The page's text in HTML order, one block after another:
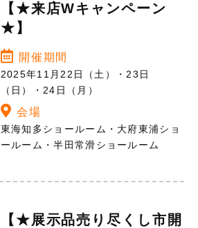
【★来店Wキャンペーン
★】
開催期間
2025年11月22日（土）・23日
（日）・24日（月）
会場
東海知多ショールーム・大府東浦ショ
ールーム・半田常滑ショールーム
【★展示品売り尽くし市開